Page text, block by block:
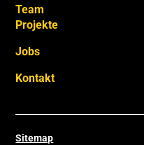
Team
Projekte
Jobs
Kontakt
Sitemap